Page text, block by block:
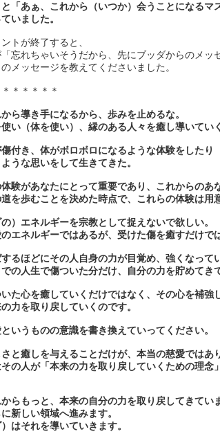
「あぁ、これから（いつか）会うことになるマ
いました。
トが終了すると、
忘れちゃいそうだから、先にブッダからのメッ
メッセージを教えてくださいました。
＊＊＊＊＊
ら導き手になるから、歩みを止めるな。
い（体を使い）、縁のある人々を癒し導いてい
付き、体がボロボロになるような体験をしたり
うな思いをして生きてきた。
験があなたにとって重要であり、これからのあ
を歩むことを決めた時点で、これらの体験は用
）エネルギーを宗教として捉えないで欲しい。
エネルギーではあるが、受けた傷を癒すだけで
るほどにその人自身の力が目覚め、強くなって
の人生で傷ついた分だけ、自分の力を貯めてき
た心を癒していくだけではなく、その心を補強
力を取り戻していくのです。
いうものの意識を書き換えていってください。
と癒しを与えることだけが、本当の慈愛ではあ
その人が「本来の力を取り戻していくための理念
らもっと、本来の自分の力を取り戻してきてい
新しい領域へ進みます。
はそれを導いていきます。